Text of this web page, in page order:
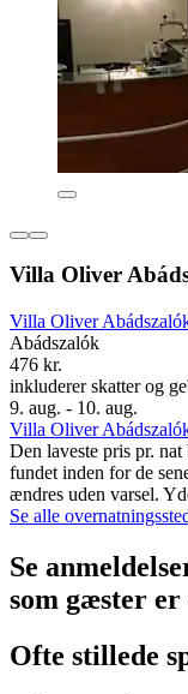
Villa Oliver
Villa Oliver
Abádszalók
476 kr.
inkluderer skatter og
9. aug. - 10. aug.
Villa Oliver
Den laveste pris pr.
fundet inden for de
ændres uden varsel.
Se alle
Se
som gæster er
Ofte stillede